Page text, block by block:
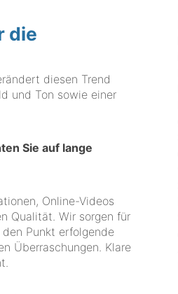
die
diesen Trend
und Ton sowie einer
Sie auf lange
Online-Videos
Qualität. Wir sorgen für
Punkt erfolgende
Überraschungen. Klare